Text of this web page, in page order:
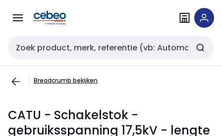
naar
naar
Zoekveld invoer
Breadcrumb bekijken
CATU - Schakelstok -
gebruiksspanning 17,5kV - lengte